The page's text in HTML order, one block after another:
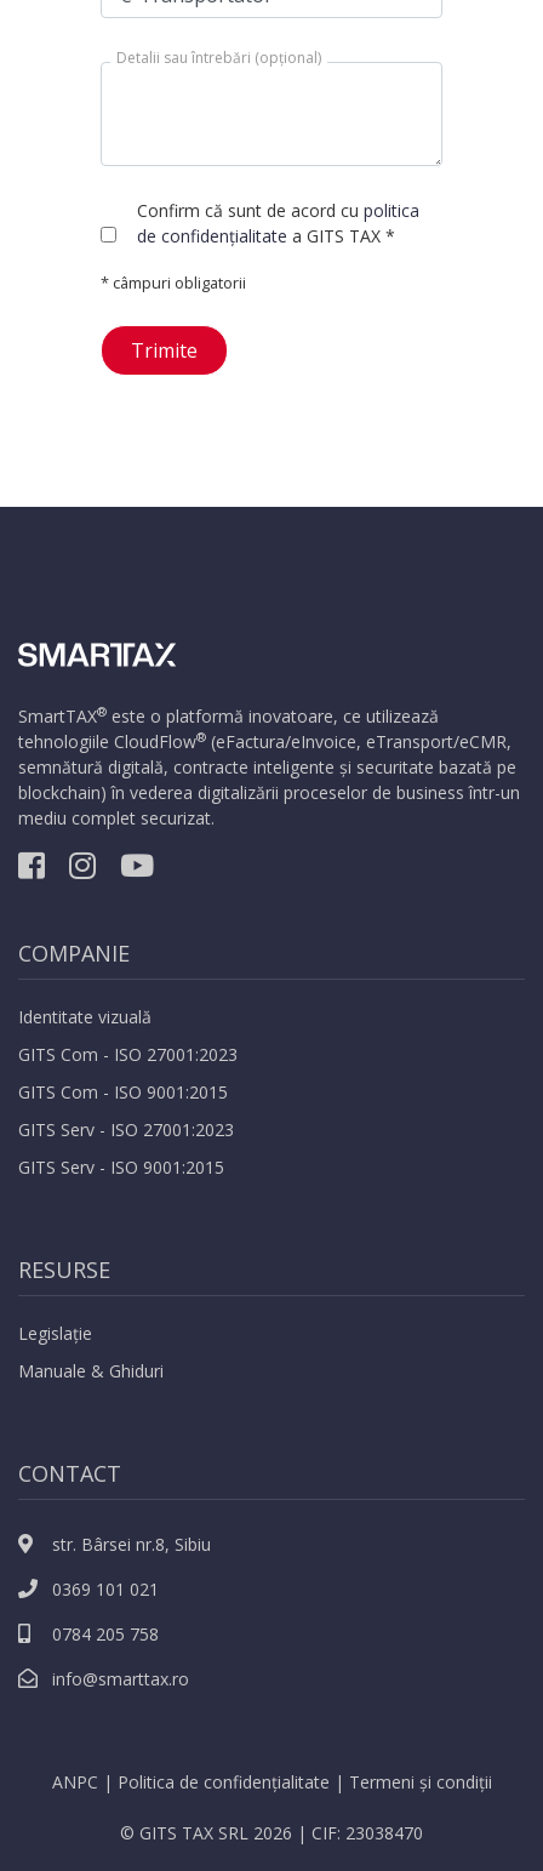
Detalii sau întrebări (opțional)
Confirm că sunt de acord cu politica
de confidențialitate a GITS TAX *
* câmpuri obligatorii
Trimite
SmartTAX® este o platformă inovatoare, ce utilizează
tehnologiile CloudFlow® (eFactura/eInvoice, eTransport/eCMR,
semnătură digitală, contracte inteligente și securitate bazată pe
blockchain) în vederea digitalizării proceselor de business într-un
mediu complet securizat.
COMPANIE
Identitate vizuală
GITS Com - ISO 27001:2023
GITS Com - ISO 9001:2015
GITS Serv - ISO 27001:2023
GITS Serv - ISO 9001:2015
RESURSE
Legislație
Manuale & Ghiduri
CONTACT
str. Bârsei nr.8, Sibiu
0369 101 021
0784 205 758
info@smarttax.ro
ANPC | Politica de confidențialitate | Termeni și condiții
© GITS TAX SRL 2026 | CIF: 23038470